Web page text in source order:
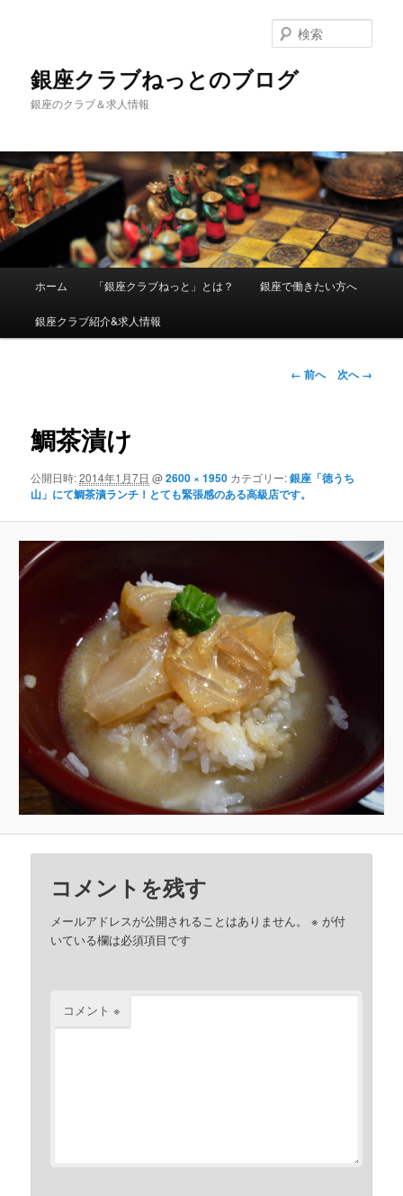
銀座クラブねっとのブログ
銀座のクラブ＆求人情報
索
メインコンテンツへ移動
ホーム 「銀座クラブねっと」とは？ 銀座で働きたい方へ
銀座クラブ紹介&求人情報
画像ナビゲーシ
← 前へ 次へ →
鯛茶漬け
公開日時:2014年1月7日 @2600 × 1950 カテゴリー:銀座「徳うち
山」にて鯛茶漬ランチ！とても緊張感のある高級店です。
コメントを残す
メールアドレスが公開されることはありません。 ※ が付
いている欄は必須項目です
コメント※